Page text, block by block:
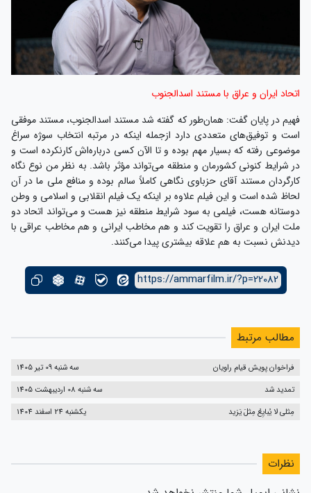
اتحاد ایران و عراق با مستند اسدالجنوب
فهیم در پایان گفت: همان‌طور که گفته شد مستند اسدالجنوب، مستند موفقی
است و توفیق‌های متعددی دارد ازجمله اینکه در مرتبه‌ انتخاب سوژه سراغ
موضوعی رفته که بسیار مهم بوده و تا الآن کسی درباره‌اش کارنکرده است و
در شرایط کنونی کشورمان و منطقه می‌تواند مؤثر باشد. به نظر من نوع نگاه
کارگردان مستند آقای حزباوی نگاهی کاملاً سالم بوده و منافع ملی ما در آن
لحاظ شده است و این فیلم علاوه بر اینکه یک فیلم انقلابی و اسلامی و وطن
دوستانه هست، فیلمی به سود شرایط منطقه نیز هست و می‌تواند اتحاد دو
ملت ایران و عراق را تقویت کند و هم مخاطب ایرانی و هم مخاطب عراقی با
دیدنش نسبت به هم علاقه بیشتری پیدا می‌کنند.
https://ammarfilm.ir/?p=22082
مطالب مرتبط
فراخوان پویش قیام راویان
سه شنبه 09 تیر 1405
تمدید شد
سه شنبه 08 اردیبهشت 1405
مِثلی لا یُبایِعُ مِثلَ یَزید
یکشنبه 24 اسفند 1404
نظرات